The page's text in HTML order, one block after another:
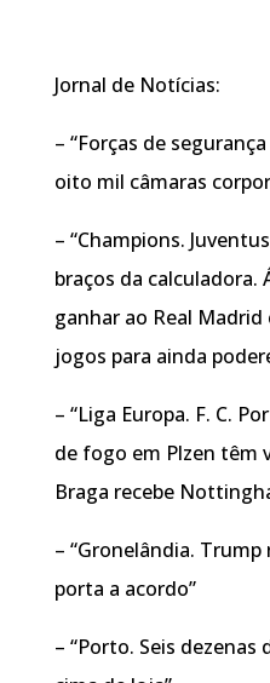
Jornal de Notícias:
– “Forças de
oito mil câmaras
– “Champions.
braços da calculadora.
ganhar ao Real
jogos para ainda
– “Liga Europa. F. C.
de fogo em Plzen têm
Braga recebe
– “Gronelândia.
porta a acordo”
– “Porto. Seis